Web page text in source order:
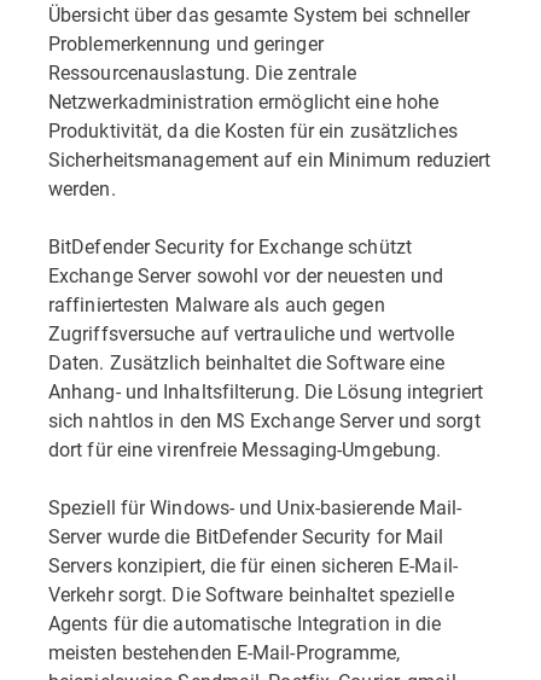
Übersicht über das gesamte System bei schneller
Problemerkennung und geringer
Ressourcenauslastung. Die zentrale
Netzwerkadministration ermöglicht eine hohe
Produktivität, da die Kosten für ein zusätzliches
Sicherheitsmanagement auf ein Minimum reduziert
werden.
BitDefender Security for Exchange schützt
Exchange Server sowohl vor der neuesten und
raffiniertesten Malware als auch gegen
Zugriffsversuche auf vertrauliche und wertvolle
Daten. Zusätzlich beinhaltet die Software eine
Anhang- und Inhaltsfilterung. Die Lösung integriert
sich nahtlos in den MS Exchange Server und sorgt
dort für eine virenfreie Messaging-Umgebung.
Speziell für Windows- und Unix-basierende Mail-
Server wurde die BitDefender Security for Mail
Servers konzipiert, die für einen sicheren E-Mail-
Verkehr sorgt. Die Software beinhaltet spezielle
Agents für die automatische Integration in die
meisten bestehenden E-Mail-Programme,